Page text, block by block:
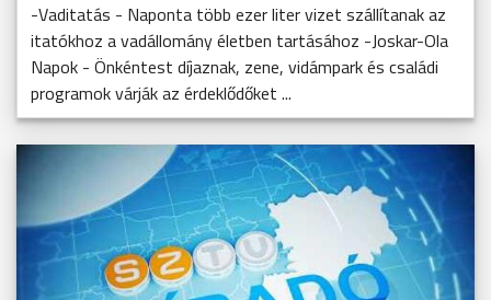
-Vaditatás - Naponta több ezer liter vizet szállítanak az
itatókhoz a vadállomány életben tartásához -Joskar-Ola
Napok - Önkéntest díjaznak, zene, vidámpark és családi
programok várják az érdeklődőket ...